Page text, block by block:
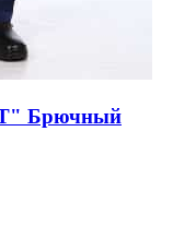
Брючный